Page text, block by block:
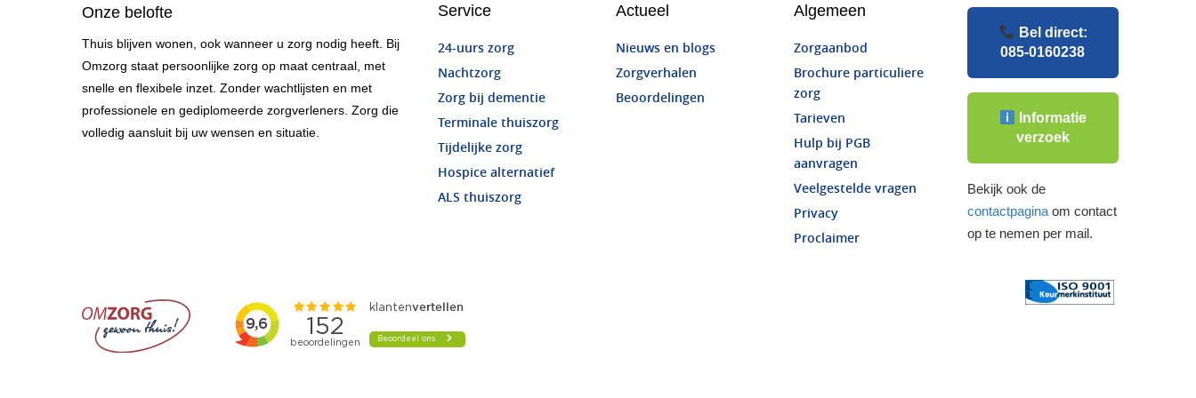
Onze belofte
Thuis blijven wonen, ook wanneer u zorg nodig heeft. Bij
Omzorg staat persoonlijke zorg op maat centraal, met
snelle en flexibele inzet. Zonder wachtlijsten en met
professionele en gediplomeerde zorgverleners. Zorg die
volledig aansluit bij uw wensen en situatie.
Service
24-uurs zorg
Nachtzorg
Zorg bij dementie
Terminale thuiszorg
Tijdelijke zorg
Hospice alternatief
ALS thuiszorg
Actueel
Nieuws en blogs
Zorgverhalen
Beoordelingen
Algemeen
Zorgaanbod
Brochure particuliere
zorg
Tarieven
Hulp bij PGB
aanvragen
Veelgestelde vragen
Privacy
Proclaimer
Bel direct:
085-0160238
Informatie
verzoek
Bekijk ook de
contactpaginaom contact
op te nemen per mail.